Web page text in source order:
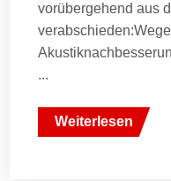
vorübergehend aus
...
Weiterlesen